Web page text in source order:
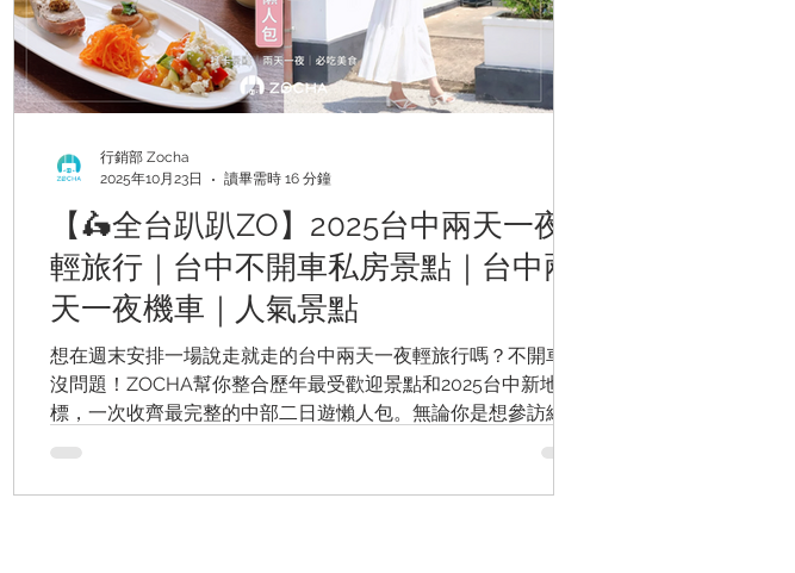
【🛵全台趴趴ZO】2025台中兩天一夜
輕旅行｜台中不開車私房景點｜台中兩
天一夜機車｜人氣景點
想在週末安排一場說走就走的台中兩天一夜輕旅行嗎？不開車也
沒問題！ZOCHA幫你整合歷年最受歡迎景點和2025台中新地
標，一次收齊最完整的中部二日遊懶人包。無論你是想參訪網美
打卡點、跟另一半浪漫散步，還是親子探索自然，都能用
線走，兩天還給你身心靈的充實～
行銷部 Zocha
2025年10月23日
讀畢需時 16 分鐘